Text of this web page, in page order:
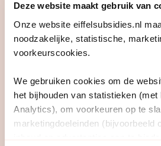
Deze website maakt gebruik van
Onze website eiffelsubsidies.nl
noodzakelijke, statistische,
voorkeurscookies.
We gebruiken cookies om de
het bijhouden van statistieken (met
Analytics), om voorkeuren op te
marketingdoeleinden (bijvoorbeeld